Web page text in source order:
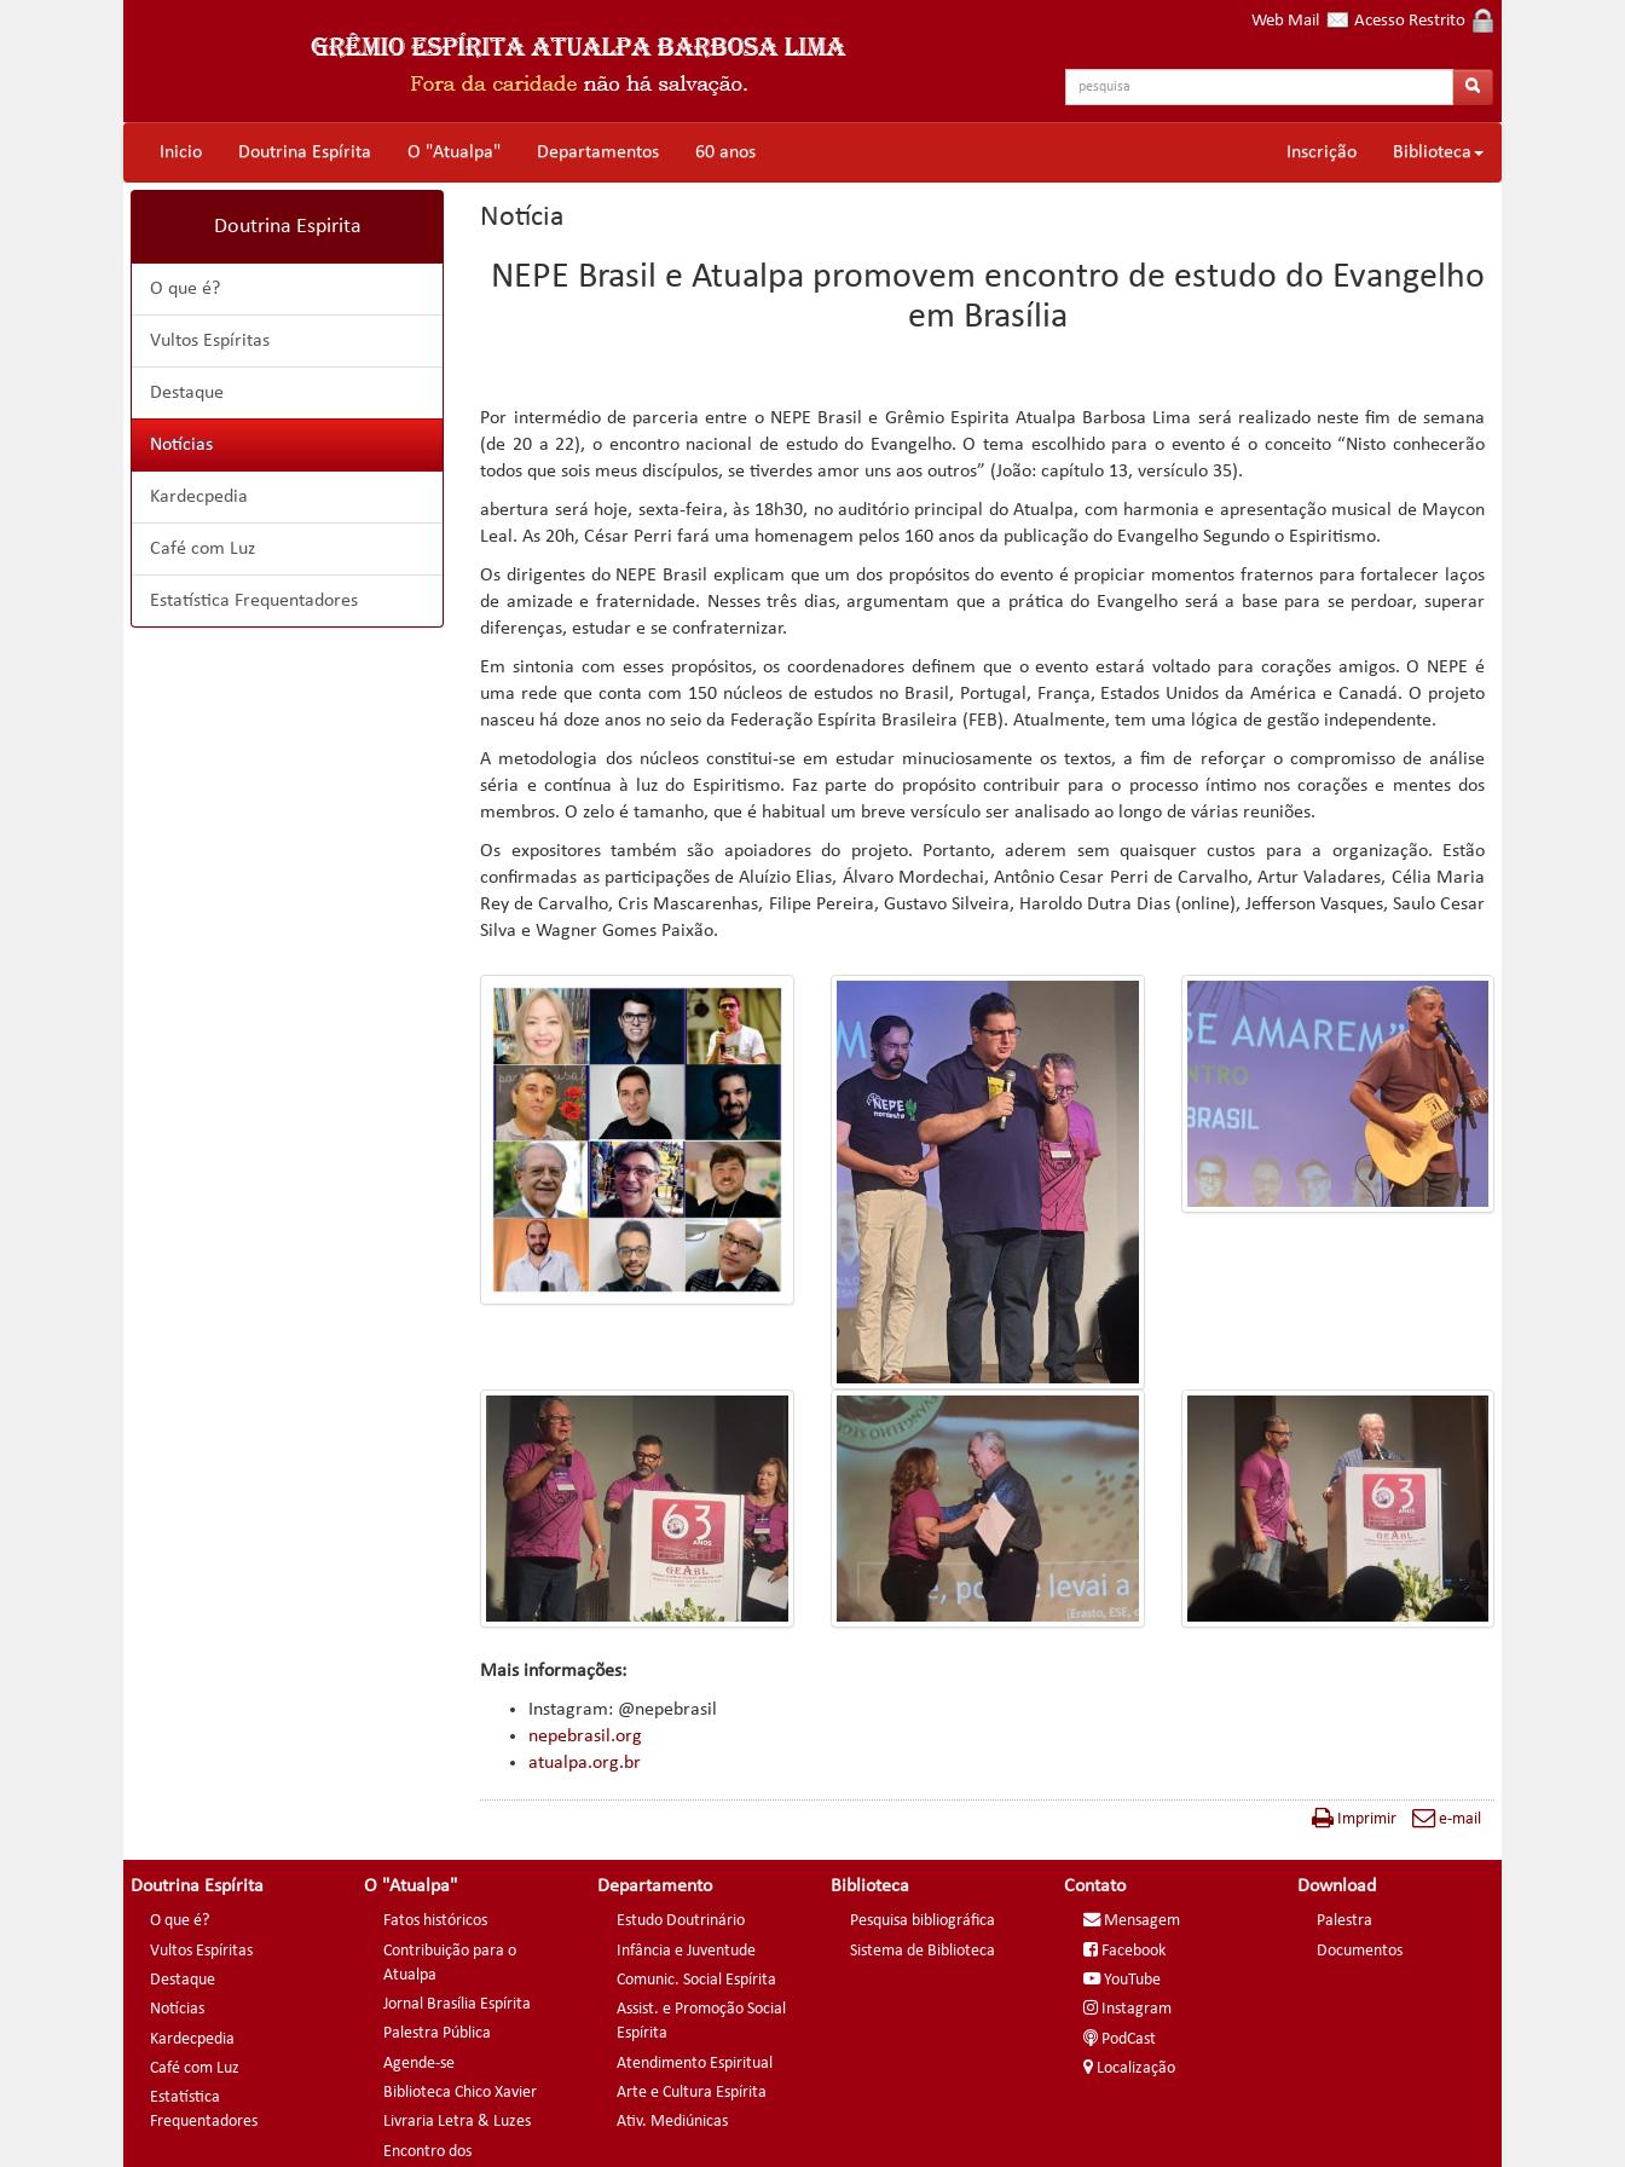
Web Mail Acesso Restrito
Inicio Doutrina Espírita O "Atualpa" Departamentos 60 anos Inscrição Biblioteca
Doutrina Espirita
O que é?
Vultos Espíritas
Destaque
Notícias
Kardecpedia
Café com Luz
Estatística Frequentadores
Notícia
NEPE Brasil e Atualpa promovem encontro de estudo do Evangelho
em Brasília
Por intermédio de parceria entre o NEPE Brasil e Grêmio Espirita Atualpa Barbosa Lima será realizado neste fim de semana
(de 20 a 22), o encontro nacional de estudo do Evangelho. O tema escolhido para o evento é o conceito “Nisto conhecerão
todos que sois meus discípulos, se tiverdes amor uns aos outros” (João: capítulo 13, versículo 35).
abertura será hoje, sexta-feira, às 18h30, no auditório principal do Atualpa, com harmonia e apresentação musical de Maycon
Leal. As 20h, César Perri fará uma homenagem pelos 160 anos da publicação do Evangelho Segundo o Espiritismo.
Os dirigentes do NEPE Brasil explicam que um dos propósitos do evento é propiciar momentos fraternos para fortalecer laços
de amizade e fraternidade. Nesses três dias, argumentam que a prática do Evangelho será a base para se perdoar, superar
diferenças, estudar e se confraternizar.
Em sintonia com esses propósitos, os coordenadores definem que o evento estará voltado para corações amigos. O NEPE é
uma rede que conta com 150 núcleos de estudos no Brasil, Portugal, França, Estados Unidos da América e Canadá. O projeto
nasceu há doze anos no seio da Federação Espírita Brasileira (FEB). Atualmente, tem uma lógica de gestão independente.
A metodologia dos núcleos constitui-se em estudar minuciosamente os textos, a fim de reforçar o compromisso de análise
séria e contínua à luz do Espiritismo. Faz parte do propósito contribuir para o processo íntimo nos corações e mentes dos
membros. O zelo é tamanho, que é habitual um breve versículo ser analisado ao longo de várias reuniões.
Os expositores também são apoiadores do projeto. Portanto, aderem sem quaisquer custos para a organização. Estão
confirmadas as participações de Aluízio Elias, Álvaro Mordechai, Antônio Cesar Perri de Carvalho, Artur Valadares, Célia Maria
Rey de Carvalho, Cris Mascarenhas, Filipe Pereira, Gustavo Silveira, Haroldo Dutra Dias (online), Jefferson Vasques, Saulo Cesar
Silva e Wagner Gomes Paixão.
Mais informações:
Instagram: @nepebrasil
nepebrasil.org
atualpa.org.br
Imprimir e-mail
Doutrina Espírita
O que é?
Vultos Espíritas
Destaque
Notícias
Kardecpedia
Café com Luz
Estatística
Frequentadores
O "Atualpa"
Fatos históricos
Contribuição para o
Atualpa
Jornal Brasília Espírita
Palestra Pública
Agende-se
Biblioteca Chico Xavier
Livraria Letra & Luzes
Encontro dos
Departamento
Estudo Doutrinário
Infância e Juventude
Comunic. Social Espírita
Assist. e Promoção Social
Espírita
Atendimento Espiritual
Arte e Cultura Espírita
Ativ. Mediúnicas
Biblioteca
Pesquisa bibliográfica
Sistema de Biblioteca
Contato
Mensagem
Facebook
YouTube
Instagram
PodCast
Localização
Download
Palestra
Documentos